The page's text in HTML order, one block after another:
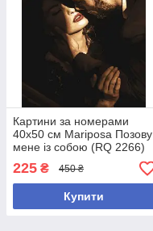
Картини за номерами
40х50 см Mariposa Позову
мене із собою (RQ 2266)
225 ₴ 450 ₴
Купити